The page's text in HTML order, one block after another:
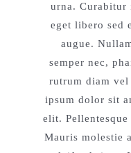
urna. Curabitur
eget libero sed
augue.
semper nec,
rutrum diam vel
ipsum dolor sit
elit.
Mauris molestie